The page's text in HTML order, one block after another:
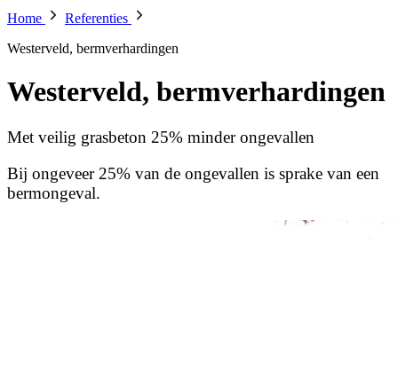
Home
Referenties
Westerveld, bermverhardingen
Westerveld, bermverhardingen
Met veilig grasbeton 25% minder ongevallen
Bij ongeveer 25% van de ongevallen is sprake van een
bermongeval.